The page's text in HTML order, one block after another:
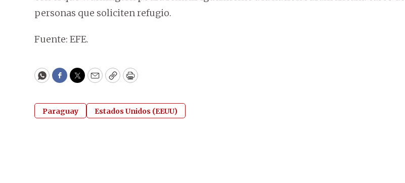
personas que soliciten refugio.
Fuente: EFE.
WhatsApp
Facebook
Twitter
EmailCopyPrint
Paraguay Estados Unidos (EEUU)